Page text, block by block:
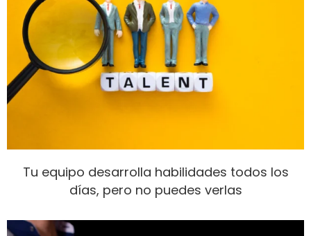
Tu equipo desarrolla habilidades todos los
días, pero no puedes verlas